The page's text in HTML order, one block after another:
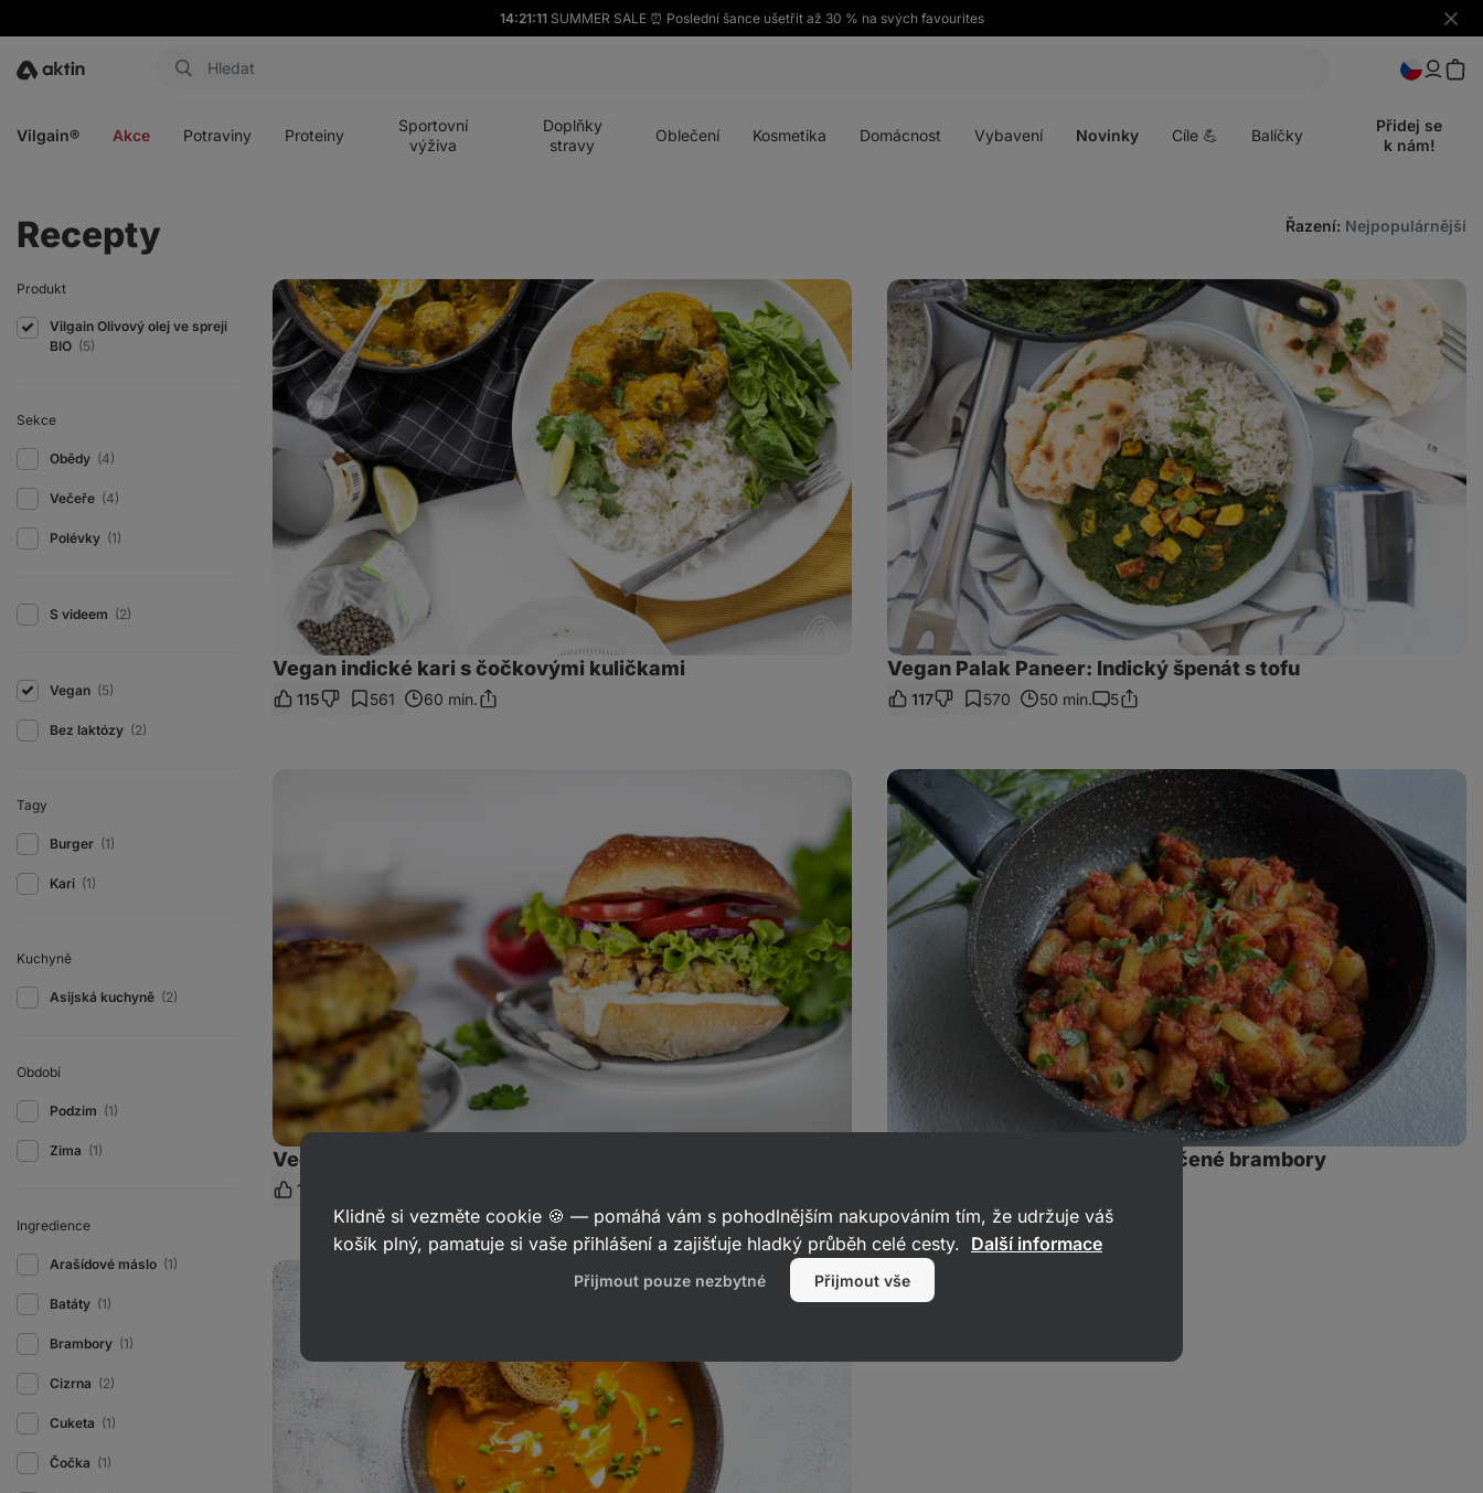
14:21:10 SUMMER SALE ⏰ Poslední šance ušetřit až 30 % na svých favourites
Skrýt
Aktin
Vilgain® Akce Potraviny Proteiny
Sportovní
výživa
Doplňky
stravy
Oblečení Kosmetika Domácnost Vybavení Novinky Cíle 💪 Balíčky
Přidej se
k nám!
Recepty Řazení: Nejpopulárnější
Produkt
Vilgain Olivový olej ve spreji
BIO (5)
Sekce
Obědy (4)
Večeře (4)
Polévky (1)
S videem (2)
Vegan (5)
Bez laktózy (2)
Tagy
Burger (1)
Kari (1)
Kuchyně
Asijská kuchyně (2)
Období
Podzim (1)
Zima (1)
Ingredience
Arašídové máslo (1)
Batáty (1)
Brambory (1)
Cizrna (2)
Cuketa (1)
Čočka (1)
Vegan
indické
kari
s
čočkovými
kuličkami
Vegan indické kari s čočkovými kuličkami
115 561 60 min.Sdílet
Vegan
Palak
Paneer:
Indický
špenát
s
tofu
Vegan Palak Paneer: Indický špenát s tofu
117 570 50 min.
Komentáře
5Sdílet
Vege cizrnový burger
110
odkaz
Patatas
bravas:
španělské
pečené
brambory
Patatas bravas: španělské pečené brambory
Hustá
zeleninová
mlékem
Klidně si vezměte cookie 🍪 — pomáhá vám s pohodlnějším nakupováním tím, že udržuje váš
košík plný, pamatuje si vaše přihlášení a zajišťuje hladký průběh celé cesty. Další informace
Přijmout pouze nezbytné Přijmout vše